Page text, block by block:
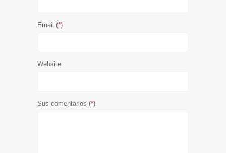
Email (*)
Website
Sus comentarios (*)